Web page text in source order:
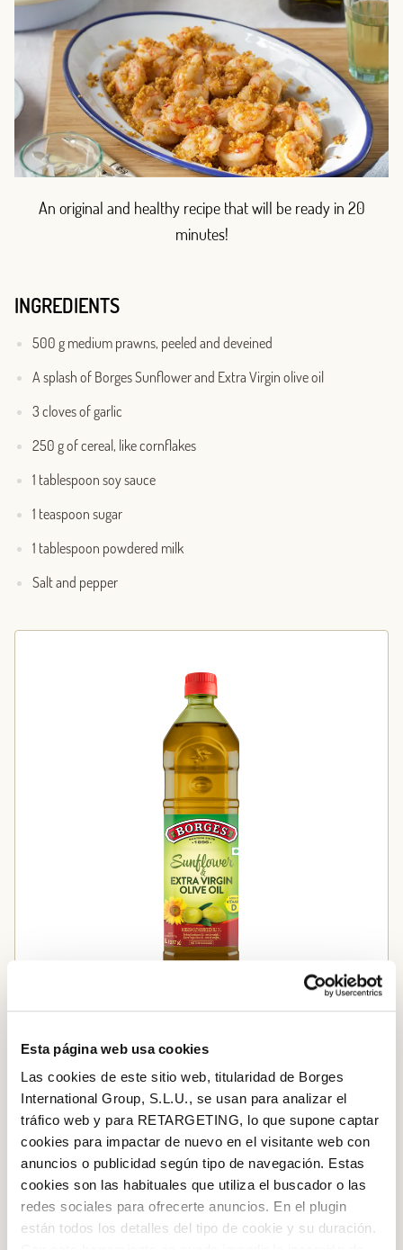
Esta página web usa cookies
Las cookies de este sitio web, titularidad de Borges
International Group, S.L.U., se usan para analizar el
tráfico web y para RETARGETING, lo que supone captar
cookies para impactar de nuevo en el visitante web con
anuncios o publicidad según tipo de navegación. Estas
cookies son las habituales que utiliza el buscador o las
redes sociales para ofrecerte anuncios. En el plugin
están todos los detalles del tipo de cookie y su duración.
An original and healthy recipe that will be ready in 20
minutes!
INGREDIENTS
500 g medium prawns, peeled and deveined
A splash of Borges Sunflower and Extra Virgin olive oil
3 cloves of garlic
250 g of cereal, like cornflakes
1 tablespoon soy sauce
1 teaspoon sugar
1 tablespoon powdered milk
Salt and pepper
STEP BY STEP
Step 1
Heat the olive oilin a large skillet over medium-high
heat. Add the shrimp and cook until fully done, about
3-4 minutes. Remove and set aside.